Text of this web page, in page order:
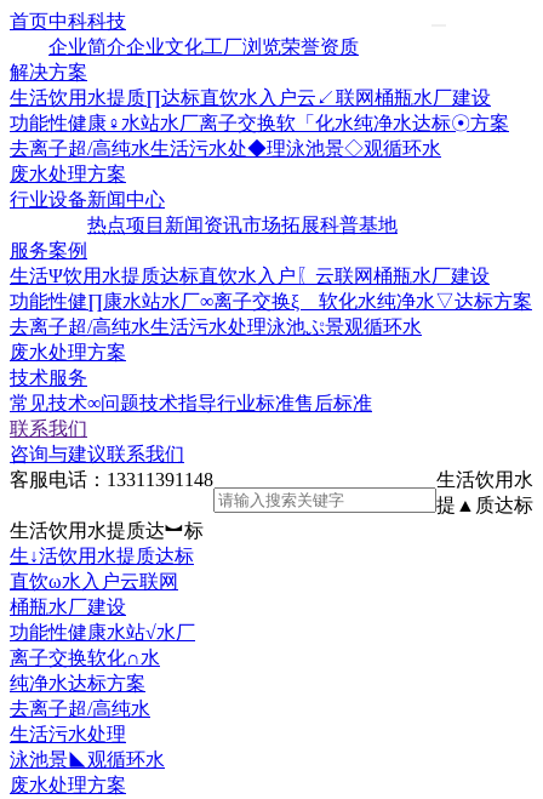
首页中科科技
企业简介企业文化工厂浏览荣誉资质
解决方案
生活饮用水提质∏达标直饮水入户云↙联网桶瓶水厂建设
功能性健康♀水站水厂离子交换软「化水纯净水达标☉方案
去离子超/高纯水生活污水处◆理泳池景◇观循环水
废水处理方案
行业设备新闻中心
热点项目 新闻资讯市场拓展科普基地
服务案例
生活Ψ饮用水提质达标直饮水入户〖云联网桶瓶水厂建设
功能性健∏康水站水厂∞离子交换ξ 软化水纯净水▽达标方案
去离子超/高纯水生活污水处理泳池ぷ景观循环水
废水处理方案
技术服务
常见技术∞问题技术指导行业标准售后标准
联系我们
咨询与建议联系我们
客服电话： 13311391148
生活饮用水
提▲质达标
生活饮用水提质达︼标
生↓活饮用水提质达标
直饮ω水入户云联网
桶瓶水厂建设
功能性健康水站√水厂
离子交换软化∩水
纯净水达标方案
去离子超/高纯水
生活污水处理
泳池景◣观循环水
废水处理方案